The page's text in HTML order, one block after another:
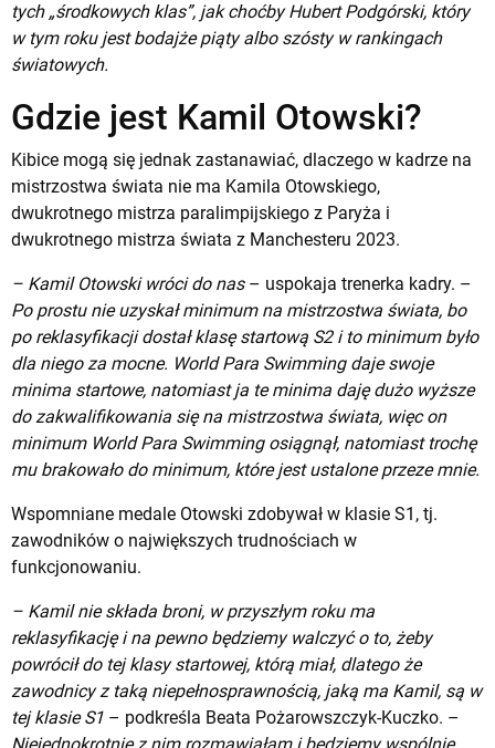
tych „środkowych klas”, jak choćby Hubert Podgórski, który
w tym roku jest bodajże piąty albo szósty w rankingach
światowych.
Gdzie jest Kamil Otowski?
Kibice mogą się jednak zastanawiać, dlaczego w kadrze na
mistrzostwa świata nie ma Kamila Otowskiego,
dwukrotnego mistrza paralimpijskiego z Paryża i
dwukrotnego mistrza świata z Manchesteru 2023.
– Kamil Otowski wróci do nas– uspokaja trenerka kadry. –
Po prostu nie uzyskał minimum na mistrzostwa świata, bo
po reklasyfikacji dostał klasę startową S2 i to minimum było
dla niego za mocne. World Para Swimming daje swoje
minima startowe, natomiast ja te minima daję dużo wyższe
do zakwalifikowania się na mistrzostwa świata, więc on
minimum World Para Swimming osiągnął, natomiast trochę
mu brakowało do minimum, które jest ustalone przeze mnie.
Wspomniane medale Otowski zdobywał w klasie S1, tj.
zawodników o największych trudnościach w
funkcjonowaniu.
– Kamil nie składa broni, w przyszłym roku ma
reklasyfikację i na pewno będziemy walczyć o to, żeby
powrócił do tej klasy startowej, którą miał, dlatego że
zawodnicy z taką niepełnosprawnością, jaką ma Kamil, są w
tej klasie S1 – podkreśla Beata Pożarowszczyk-Kuczko. –